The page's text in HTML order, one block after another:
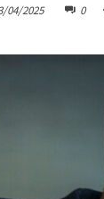
04/2025 0